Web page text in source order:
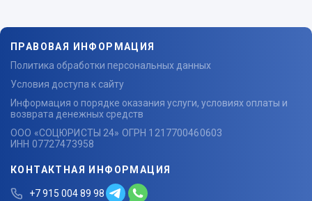
ПРАВОВАЯ ИНФОРМАЦИЯ
Политика обработки персональных данных
Условия доступа к сайту
Информация о порядке оказания услуги, условиях оплаты и
возврата денежных средств
ООО «СОЦЮРИСТЫ 24» ОГРН 1217700460603
ИНН 07727473958
КОНТАКТНАЯ ИНФОРМАЦИЯ
+7 915 004 89 98